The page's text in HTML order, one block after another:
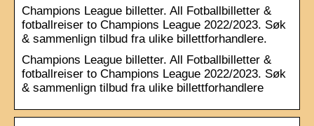
Champions League billetter. All Fotballbilletter &
fotballreiser to Champions League 2022/2023. Søk
& sammenlign tilbud fra ulike billettforhandlere.
Champions League billetter. All Fotballbilletter &
fotballreiser to Champions League 2022/2023. Søk
& sammenlign tilbud fra ulike billettforhandlere